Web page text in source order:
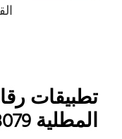
تطبيقات
المطلية 8079 في عزل المباني